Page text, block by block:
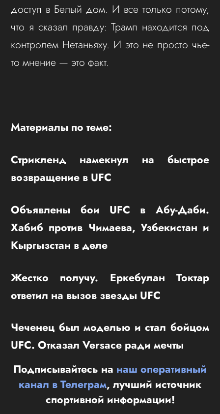
доступ в Белый дом. И все только потому,
что я сказал правду: Трамп находится под
контролем Нетаньяху. И это не просто чье-
то мнение — это факт.
Материалы по теме:
Стрикленд намекнул на быстрое
возвращение в UFC
Объявлены бои UFC в Абу-Даби.
Хабиб против Чимаева, Узбекистан и
Кыргызстан в деле
Жестко получу. Еркебулан Токтар
ответил на вызов звезды UFC
Чеченец был моделью и стал бойцом
UFC. Отказал Versace ради мечты
Подписывайтесь на наш оперативный
канал в Телеграм, лучший источник
спортивной информации!